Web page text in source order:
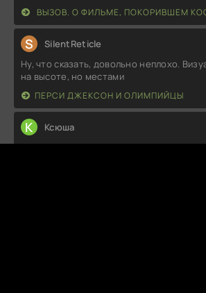
ВЫЗОВ. О ФИЛЬМЕ, ПОКОРИВШЕМ
S SilentReticle
Ну, что сказать, довольно неплохо.
на высоте, но местами
ПЕРСИ ДЖЕКСОН И ОЛИМПИЙЦЫ
К Ксюша
Как же это странно, но в то же время